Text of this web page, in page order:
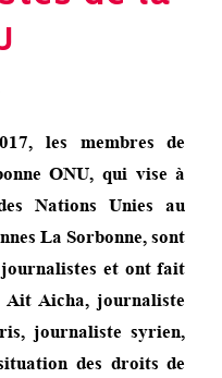
les membres de
ONU, qui vise à
Nations Unies au
La Sorbonne, sont
et ont fait
Ait Aicha, journaliste
journaliste syrien,
des droits de